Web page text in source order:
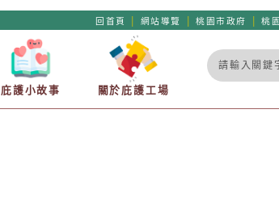
回首頁 網站導覽 桃園市政府 桃
庇護小故事 關於庇護工場